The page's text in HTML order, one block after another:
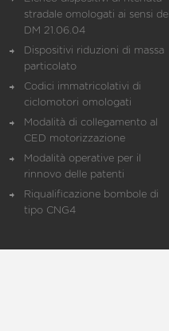
stradale omologati ai sensi del
DM 21.06.04
Dispositivi riduzioni di massa
particolato
Codici immatricolativi di
ciclomotori omologati
Modalità di collegamento al
CED motorizzazione
Modalità operative per il
rinnovo delle patenti
Riqualificazione bombole di
tipo CNG4